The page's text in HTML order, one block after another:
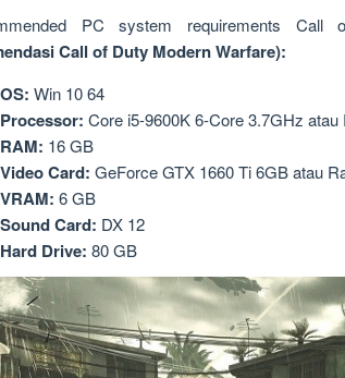
PC system requirements Call
Call of Duty Modern Warfare):
OS: Win 10 64
Processor: Core i5-9600K 6-Core 3.7GHz
RAM: 16 GB
Video Card: GeForce GTX 1660 Ti 6GB atau
VRAM: 6 GB
Sound Card: DX 12
Hard Drive: 80 GB